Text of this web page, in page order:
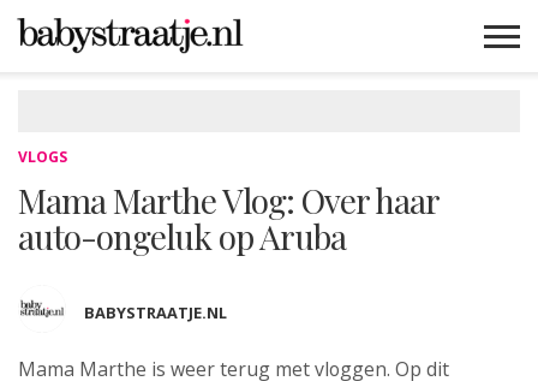
VLOGS
Mama Marthe Vlog: Over haar
auto-ongeluk op Aruba
BABYSTRAATJE.NL
Mama Marthe is weer terug met vloggen. Op dit